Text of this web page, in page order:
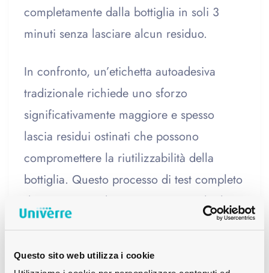
Questo sito web utilizza i cookie
completamente dalla bottiglia in soli 3
minuti senza lasciare alcun residuo.
In confronto, un’etichetta autoadesiva
tradizionale richiede uno sforzo
significativamente maggiore e spesso
lascia residui ostinati che possono
compromettere la riutilizzabilità della
bottiglia. Questo processo di test completo
dimostra in modo impressionante che le
nuove etichette lavabili non sono solo
anche durevoli e robuste: un vero passo